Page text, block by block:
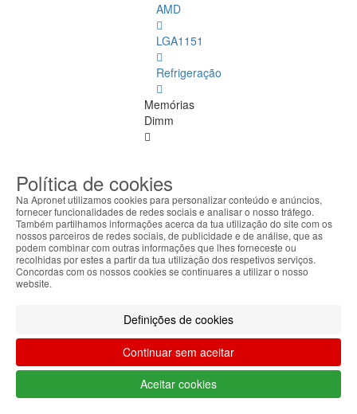
AMD
LGA1151
Refrigeração
Memórias
Dimm
Ver
todos
DDR
4
ECC
DDR
2
DDR
Política de cookies
Na Apronet utilizamos cookies para personalizar conteúdo e anúncios,
fornecer funcionalidades de redes sociais e analisar o nosso tráfego.
Também partilhamos informações acerca da tua utilização do site com os
nossos parceiros de redes sociais, de publicidade e de análise, que as
podem combinar com outras informações que lhes forneceste ou
recolhidas por estes a partir da tua utilização dos respetivos serviços.
Concordas com os nossos cookies se continuares a utilizar o nosso
website.
Definições de cookies
Continuar sem aceitar
Aceitar cookies